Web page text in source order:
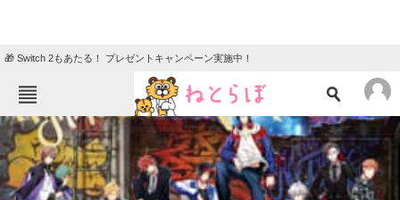
🎁 Switch 2もあたる！ プレゼントキャンペーン実施中！
ねとらぼメニュー
TOP ニュース
エンタメ クイズ